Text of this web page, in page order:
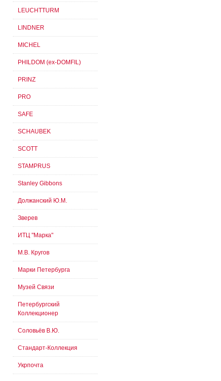
LEUCHTTURM
LINDNER
MICHEL
PHILDOM (ex-DOMFIL)
PRINZ
PRO
SAFE
SCHAUBEK
SCOTT
STAMPRUS
Stanley Gibbons
Должанский Ю.М.
Зверев
ИТЦ "Марка"
М.В. Кругов
Марки Петербурга
Музей Связи
Петербургский
Коллекционер
Соловьёв В.Ю.
Стандарт-Коллекция
Укрпочта